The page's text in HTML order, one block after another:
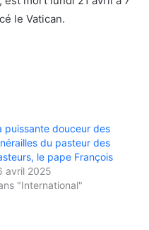
le Vatican.
puissante douceur des
du pasteur des
le pape François
avril 2025
"International"